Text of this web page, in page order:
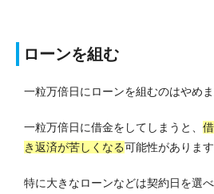
ローンを組む
一粒万倍日にローンを組むのはやめま
一粒万倍日に借金をしてしまうと、
き返済が苦しくなる可能性があります
特に大きなローンなどは契約日を選